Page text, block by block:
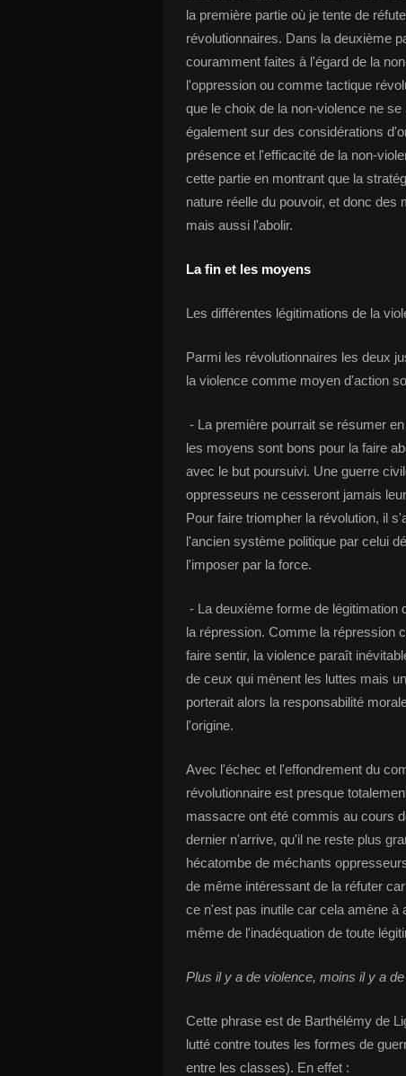
la première partie où je tente de
révolutionnaires. Dans la deuxième
couramment faites à l'égard de la
l'oppression ou comme tactique
que le choix de la non-violence ne
également sur des considérations
présence et l'efficacité de la non-
cette partie en montrant que la
nature réelle du pouvoir, et donc
mais aussi l'abolir.
La fin et les moyens
Les différentes légitimations de la
Parmi les révolutionnaires les deux
la violence comme moyen d'action
- La première pourrait se résumer
les moyens sont bons pour la faire
avec le but poursuivi. Une guerre
oppresseurs ne cesseront jamais
Pour faire triompher la révolution, il
l'ancien système politique par celui
l'imposer par la force.
- La deuxième forme de légitimation
la répression. Comme la répression
faire sentir, la violence paraît
de ceux qui mènent les luttes mais
porterait alors la responsabilité
l'origine.
Avec l'échec et l'effondrement du
révolutionnaire est presque
massacre ont été commis au cours
dernier n'arrive, qu'il ne reste plus
hécatombe de méchants
de même intéressant de la réfuter
ce n'est pas inutile car cela amène à
même de l'inadéquation de toute
Plus il y a de violence, moins il y a
Cette phrase est de Barthélémy de
lutté contre toutes les formes de
entre les classes). En effet :